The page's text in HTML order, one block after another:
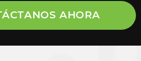
AHORA